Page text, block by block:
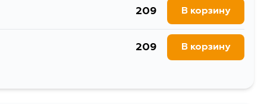
209 В корзину
209 В корзину